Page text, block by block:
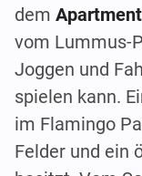
dem
vom Lummus-
Joggen und
spielen kann.
im Flamingo
Felder und ein